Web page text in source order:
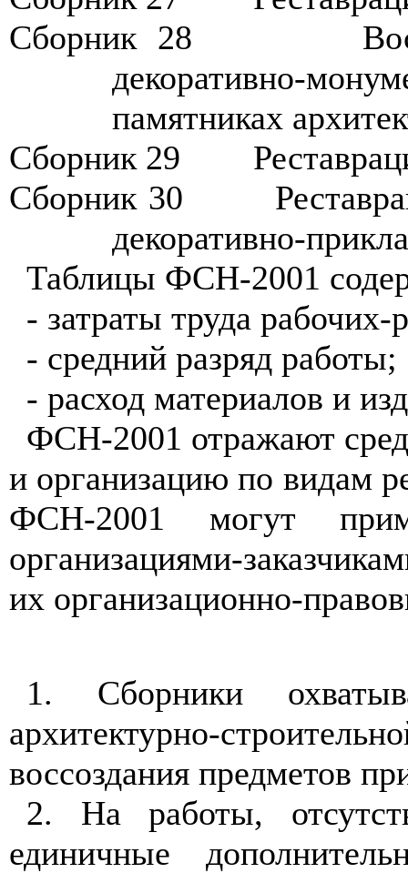
Сборник 28 В
декоративно-
памятниках
Сборник 29 Р
Сборник 30 Рест
декоративно-
Таблицы ФСН-2001
- затраты труда рабочих-
- средний разряд работы;
- расход материалов и
ФСН-2001 отражают
и организацию по видам
ФСН-2001 могут
организациями-
их организационно-
1. Сборники
архитектурно-
воссоздания предметов
2. На работы,
единичные